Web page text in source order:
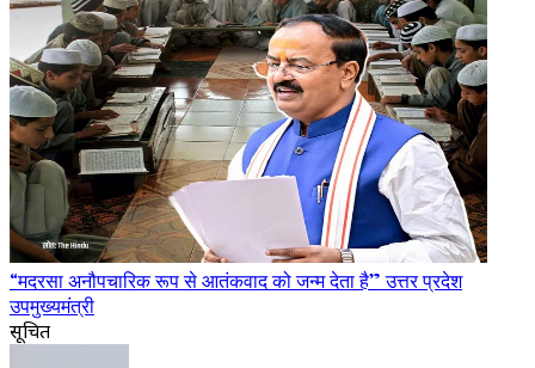
“मदरसा अनौपचारिक रूप से आतंकवाद को जन्म देता है” उत्तर प्रदेश
उपमुख्यमंत्री
सूचित